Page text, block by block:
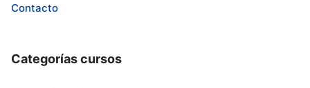
Contacto
Categorías cursos